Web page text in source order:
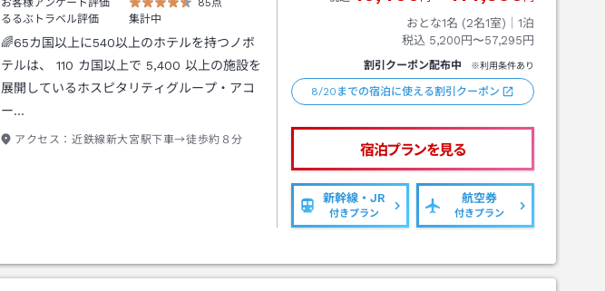
お客様アンケート評価
85点
るるぶトラベル評価
集計中
🌈65カ国以上に540以上のホテルを持つノボ
テルは、 110 カ国以上で 5,400 以上の施設を
展開しているホスピタリティグループ・アコ
ー…
アクセス： 近鉄線新大宮駅下車→徒歩約８分
おとな1名 (2名1室)｜ 1泊
税込 5,200円〜57,295円
割引クーポン配布中 ※利用条件あり
8/20までの宿泊に使える割引クーポン
宿泊プランを見る
新幹線・JR
付きプラン
航空券
付きプラン